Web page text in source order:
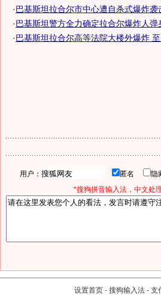
·巴基斯坦拉合尔市中心遭自杀式爆炸袭
·巴基斯坦警方全力确定拉合尔爆炸人弹
·巴基斯坦拉合尔高等法院大楼外爆炸 至
用户： 匿名 隐
*搜狗拼音输入法，中文处
设置首页 - 搜狗输入法 - 支